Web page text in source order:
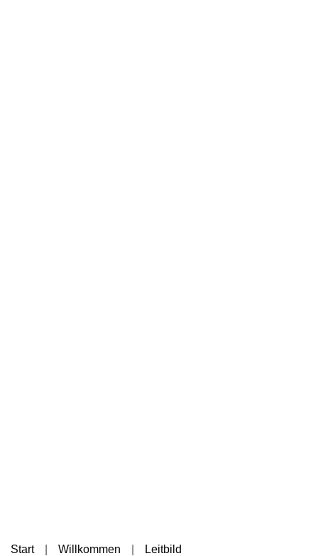
Start Willkommen Leitbild